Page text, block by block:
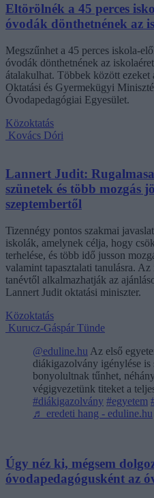
Eltörölnék a 45 perces
óvodák dönthetnének az
Megszűnhet a 45 perces iskola-
óvodák dönthetnének az
átalakulhat. Többek között ezeket
Oktatási és Gyermekügyi
Óvodapedagógiai Egyesület.
Közoktatás
Kovács Dóri
Lannert Judit:
szünetek és több mozgás
szeptembertől
Tizennégy pontos szakmai
iskolák, amelynek célja, hogy
terhelése, és több idő jusson
valamint tapasztalati tanulásra.
tanévtől alkalmazhatják az
Lannert Judit oktatási miniszter.
Közoktatás
Kurucz-Gáspár Tünde
@eduline.hu Az első
diákigazolvány igénylése is
bonyolultnak tűnhet,
végigvezetünk titeket a
#diákigazolvány #egyetem
♬ eredeti hang - eduline.hu
Úgy néz ki, mégsem
óvodapedagógusként az